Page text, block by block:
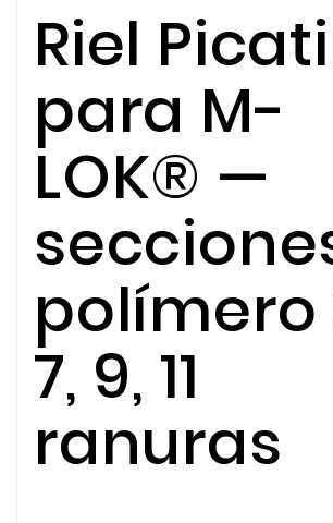
Riel
para M-
LOK® —
polímero
7, 9, 11
ranuras